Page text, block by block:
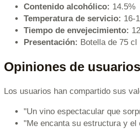
Contenido alcohólico: 14.5%
Temperatura de servicio: 16-
Tiempo de envejecimiento:
Presentación: Botella de 75 cl
Opiniones de usuarios
Los usuarios han compartido sus
"Un vino espectacular que
"Me encanta su estructura y el